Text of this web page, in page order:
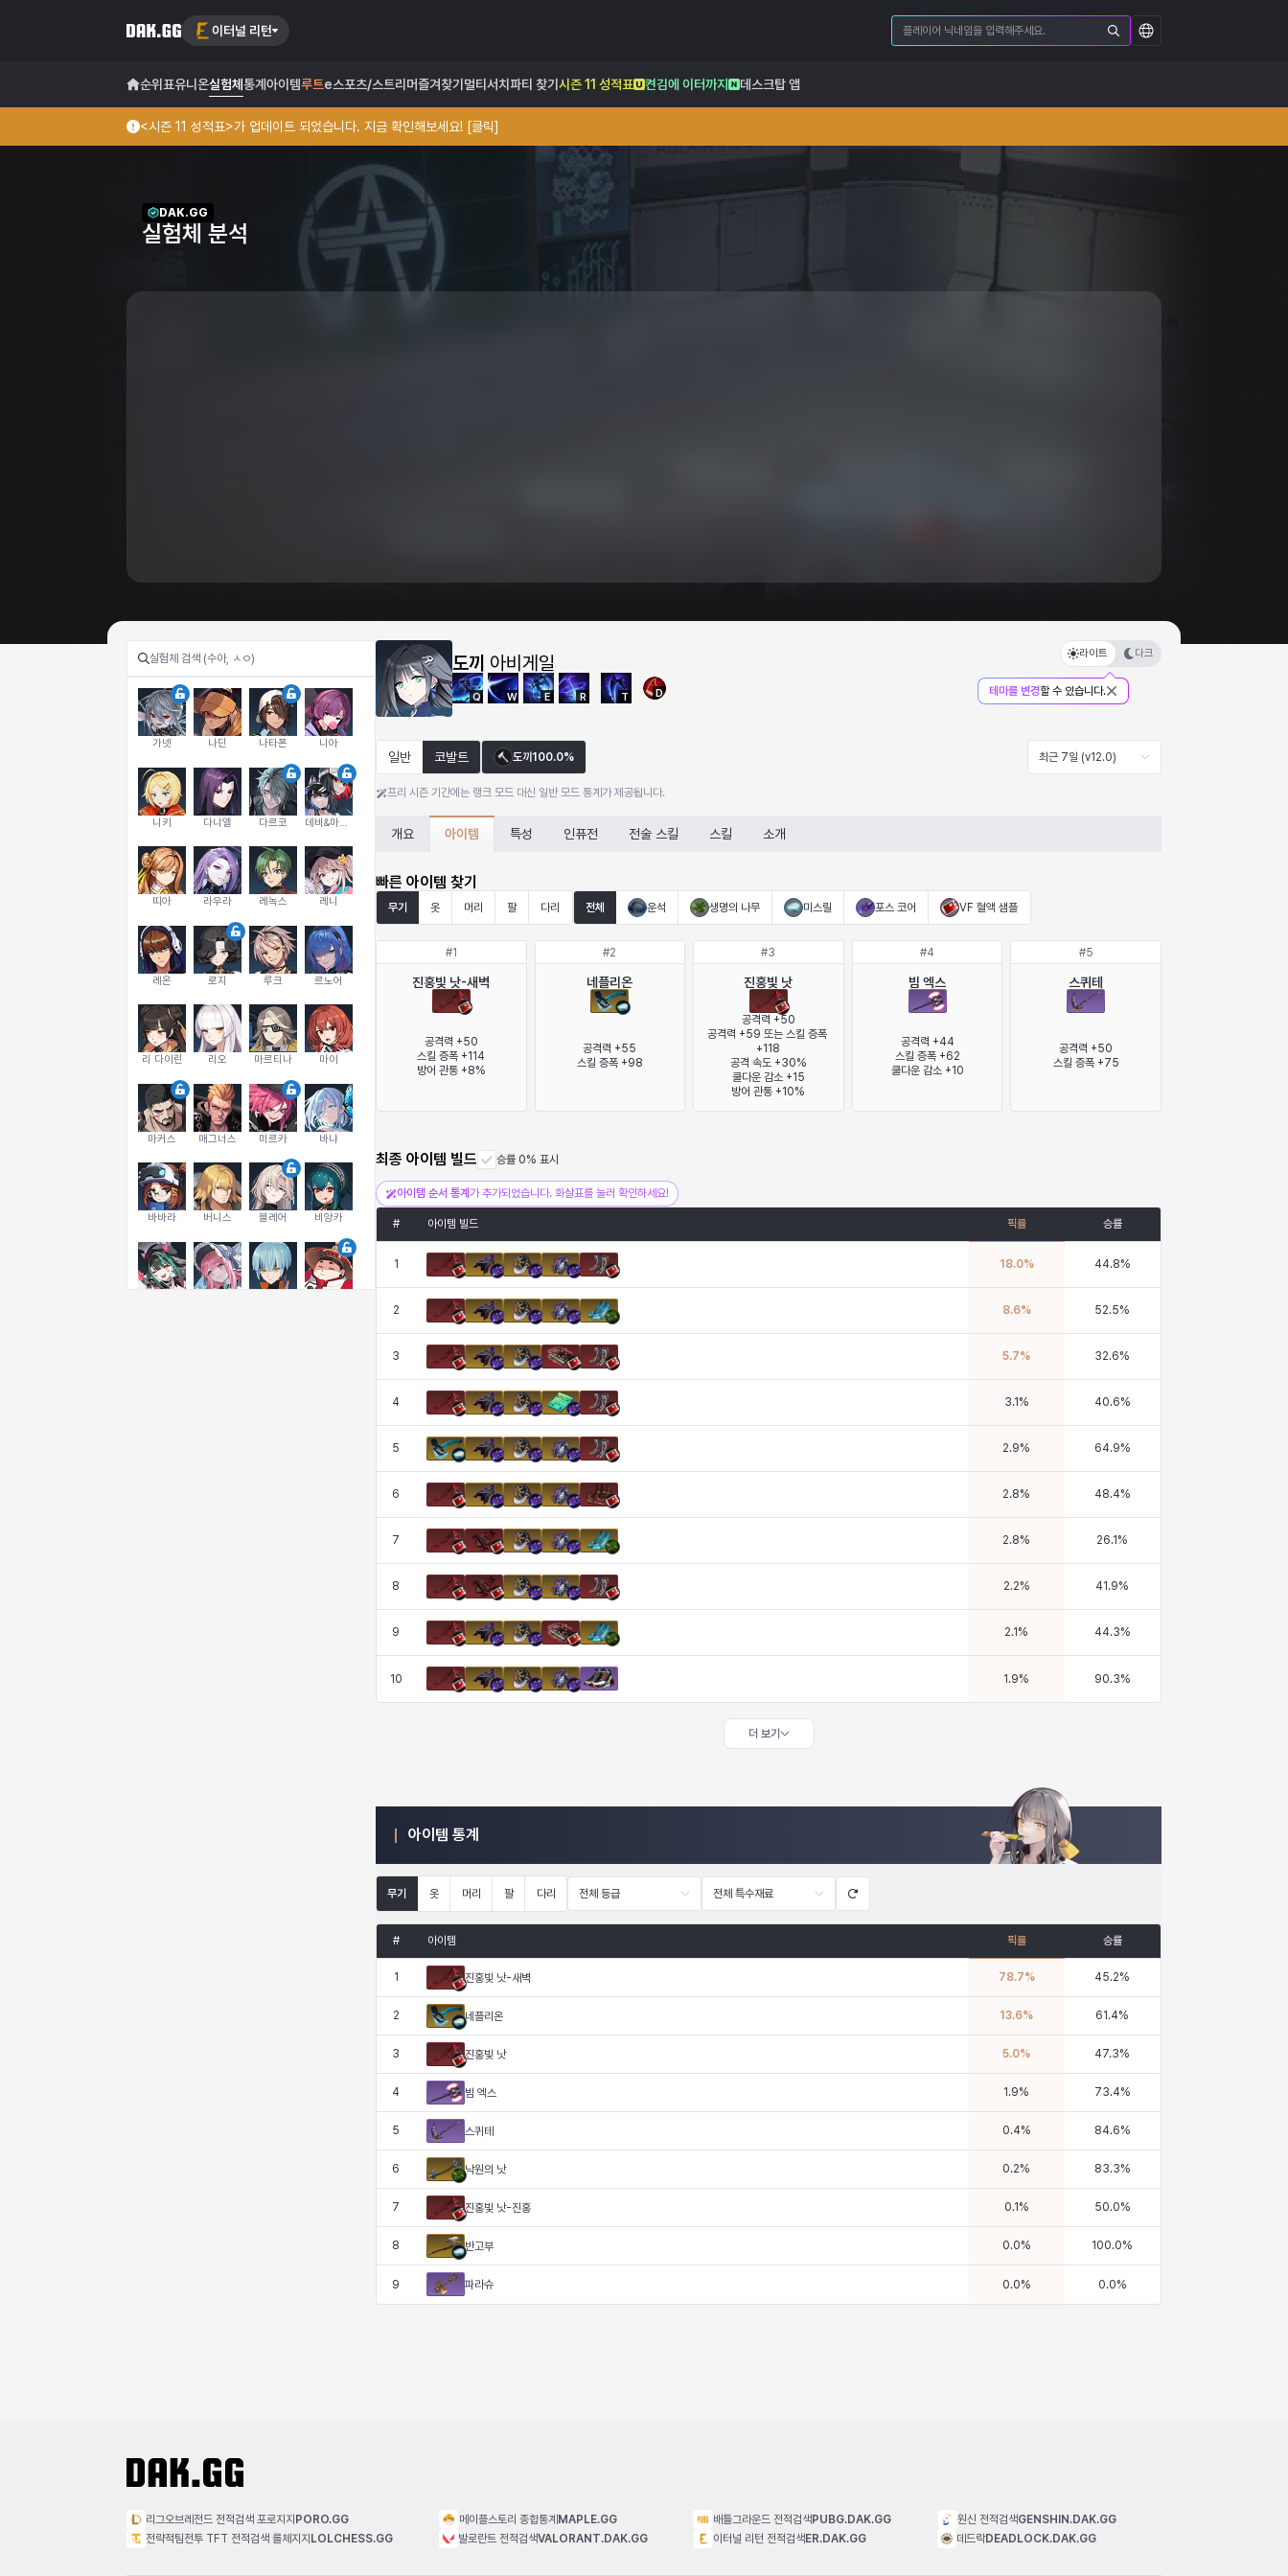
이터널 리턴
순위표유니온실험체 통계 아이템루트e스포츠/스트리머즐겨찾기 멀티서치 파티 찾기 시즌 11 성적표 켠김에 이터까지 데스크탑 앱
<시즌 11 성적표>가 업데이트 되었습니다. 지금 확인해보세요! [클릭]
DAK.GG
실험체 분석
가넷 나딘 나타폰 니아
니키 다니엘 다르코
띠아 라우라 레녹스 레니
레온 로지 루크 르노어
리 다이린 리오 마르티나 마이
마커스 매그너스 미르카 바냐
바바라 버니스 블레어 비앙카
히스이
도끼 아비게일
Q W E R T D
라이트 다크
테마를 변경할 수 있습니다.
일반 코발트 도끼 100.0% 최근 7일 (v12.0)
프리 시즌 기간에는 랭크 모드 대신 일반 모드 통계가 제공됩니다.
개요 아이템 특성 인퓨전 전술 스킬 스킬 소개
빠른 아이템 찾기
무기 옷 머리 팔 다리 전체 운석 생명의 나무 미스릴 포스 코어 VF 혈액 샘플
#1
진홍빛 낫-새벽
공격력 +50
스킬 증폭 +114
방어 관통 +8%
#2
네플리온
공격력 +55
스킬 증폭 +98
#3
진홍빛 낫
공격력 +50
공격력 +59 또는 스킬 증폭
+118
공격 속도 +30%
쿨다운 감소 +15
방어 관통 +10%
#4
빔 엑스
공격력 +44
스킬 증폭 +62
쿨다운 감소 +10
#5
스퀴테
공격력 +50
스킬 증폭 +75
최종 아이템 빌드 승률 0% 표시
아이템 순서 통계 가 추가되었습니다. 화살표를 눌러 확인하세요!
# 아이템 빌드 픽률 승률
1 18.0% 44.8%
2 8.6% 52.5%
3 5.7% 32.6%
4 3.1 % 40.6%
5 2.9% 64.9%
6 2.8% 48.4%
7 2.8% 26.1 %
8 2.2% 41.9%
9 2.1 % 44.3%
10 1.9% 90.3%
더 보기
아이템 통계
무기 옷 머리 팔 다리 전체 등급 전체 특수재료
# 아이템 픽률 승률
1 진홍빛 낫-새벽 78.7% 45.2%
2 네플리온 13.6% 61.4%
3 진홍빛 낫 5.0% 47.3%
4 빔 엑스 1.9% 73.4%
5 스퀴테 0.4% 84.6%
6 낙원의 낫 0.2% 83.3%
7 진홍빛 낫-진홍 0.1 % 50.0%
8 반고부 0.0% 100.0%
9 파라슈 0.0% 0.0%
리그오브레전드 전적검색 포로지지PORO.GG
전략적팀전투 TFT 전적검색 롤체지지LOLCHESS.GG
메이플스토리 종합통계MAPLE.GG
발로란트 전적검색VALORANT.DAK.GG
배틀그라운드 전적검색PUBG.DAK.GG
이터널 리턴 전적검색ER.DAK.GG
원신 전적검색GENSHIN.DAK.GG
데드락DEADLOCK.DAK.GG